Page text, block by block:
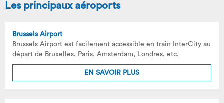
Les principaux aéroports
Brussels Airport
Brussels Airport est facilement accessible en train InterCity au
départ de Bruxelles, Paris, Amsterdam, Londres, etc.
EN SAVOIR PLUS